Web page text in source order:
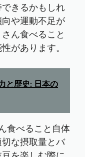
きるかもしれ
や運動不足が
ん食べること
があります。
と歴史: 日本の
食べること自体
な摂取量とバ